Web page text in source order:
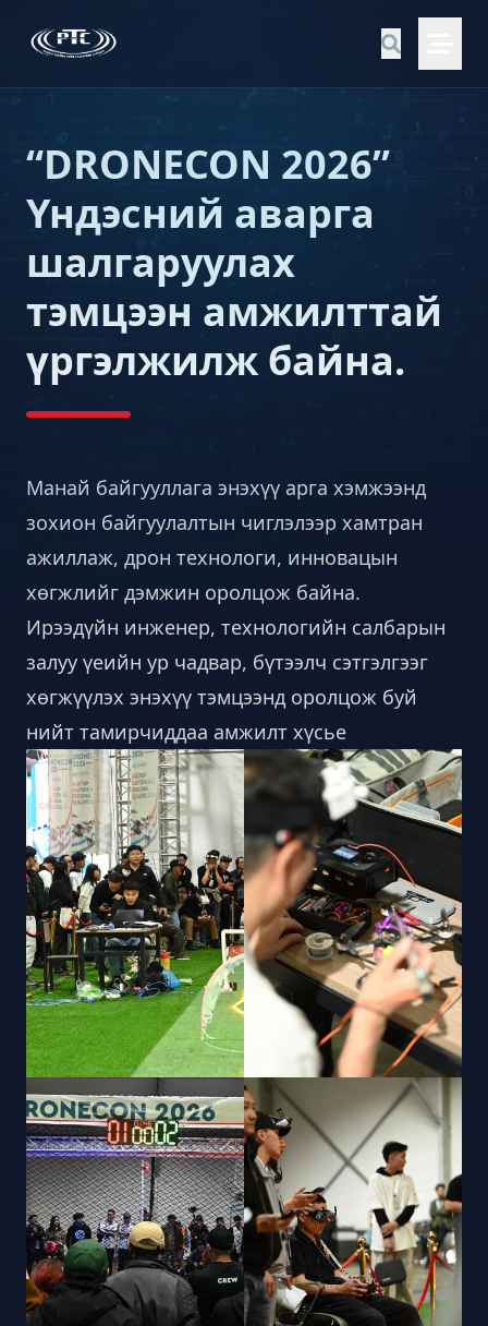
“DRONECON 2026”
Үндэсний аварга
шалгаруулах
тэмцээн амжилттай
үргэлжилж байна.
Манай байгууллага энэхүү арга хэмжээнд
зохион байгуулалтын чиглэлээр хамтран
ажиллаж, дрон технологи, инновацын
хөгжлийг дэмжин оролцож байна.
Ирээдүйн инженер, технологийн салбарын
залуу үеийн ур чадвар, бүтээлч сэтгэлгээг
хөгжүүлэх энэхүү тэмцээнд оролцож буй
нийт тамирчиддаа амжилт хүсье